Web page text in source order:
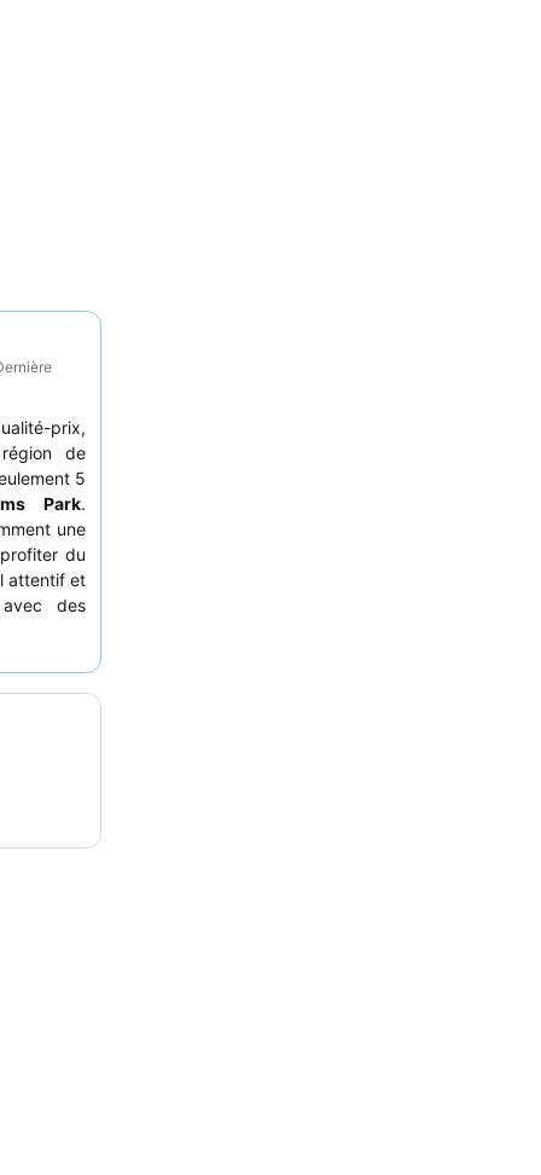
prix,
de
5
Park.
une
du
attentif et
des
une